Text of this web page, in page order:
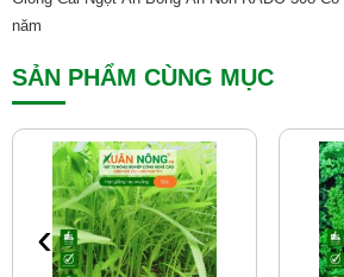
năm
SẢN PHẨM CÙNG MỤC
‹